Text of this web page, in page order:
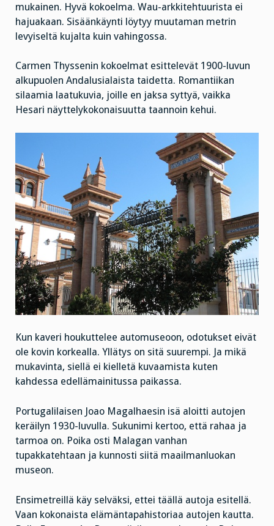
mukainen. Hyvä kokoelma. Wau-arkkitehtuurista ei
hajuakaan. Sisäänkäynti löytyy muutaman metrin
levyiseltä kujalta kuin vahingossa.
Carmen Thyssenin kokoelmat esittelevät 1900-luvun
alkupuolen Andalusialaista taidetta. Romantiikan
silaamia laatukuvia, joille en jaksa syttyä, vaikka
Hesari näyttelykokonaisuutta taannoin kehui.
Kun kaveri houkuttelee automuseoon, odotukset eivät
ole kovin korkealla. Yllätys on sitä suurempi. Ja mikä
mukavinta, siellä ei kielletä kuvaamista kuten
kahdessa edellämainitussa paikassa.
Portugalilaisen Joao Magalhaesin isä aloitti autojen
keräilyn 1930-luvulla. Sukunimi kertoo, että rahaa ja
tarmoa on. Poika osti Malagan vanhan
tupakkatehtaan ja kunnosti siitä maailmanluokan
museon.
Ensimetreillä käy selväksi, ettei täällä autoja esitellä.
Vaan kokonaista elämäntapahistoriaa autojen kautta.